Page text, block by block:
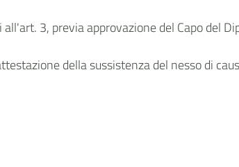
3, previa approvazione del Capo del
della sussistenza del nesso di